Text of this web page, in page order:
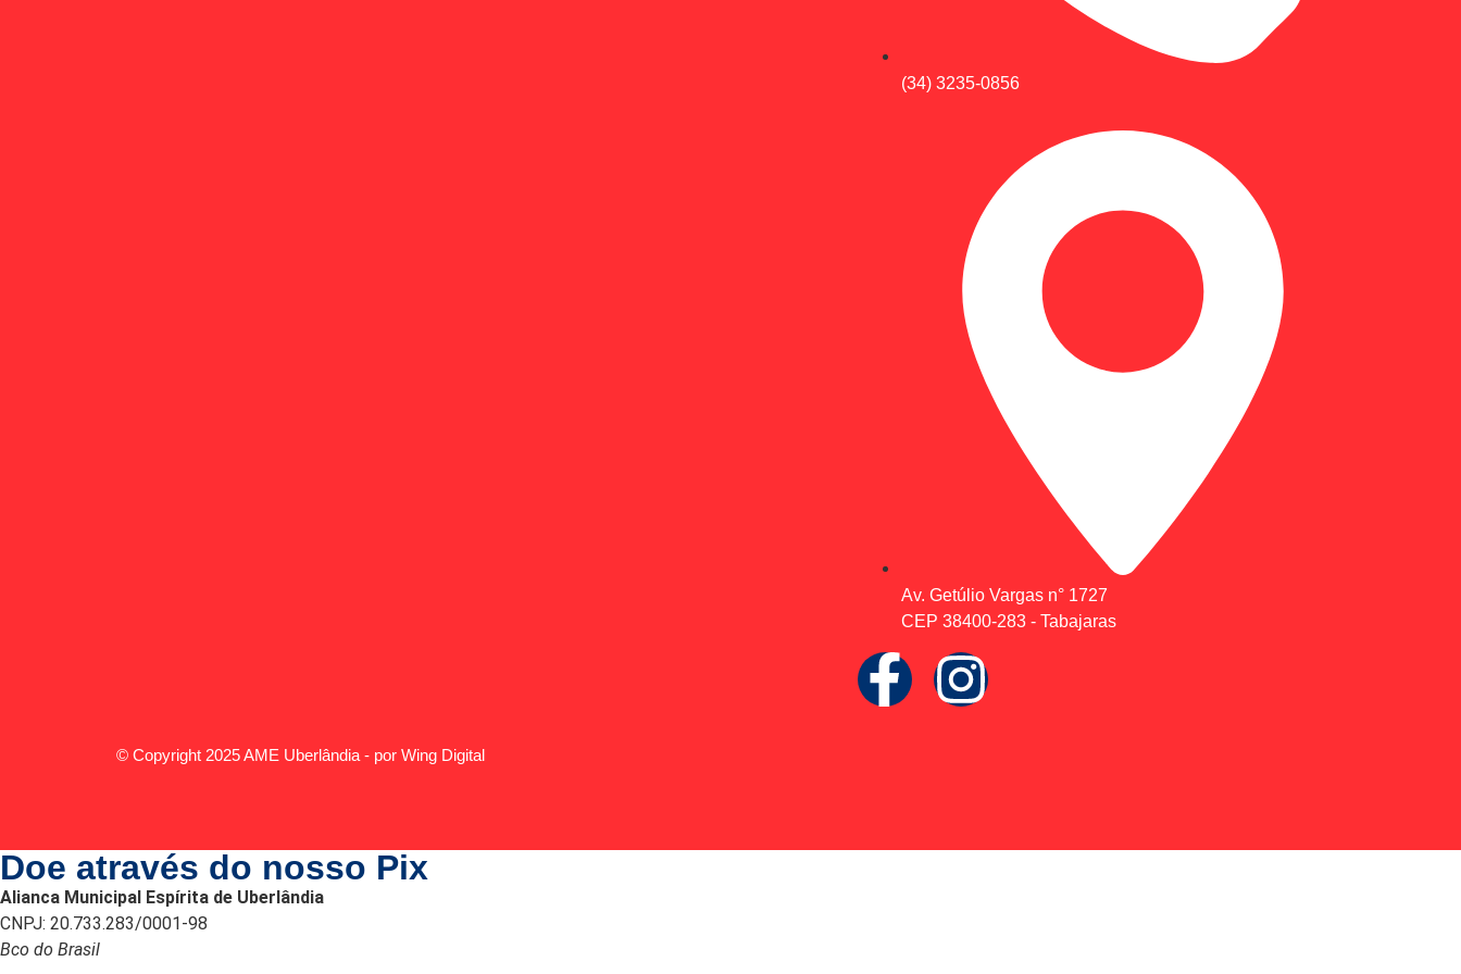
(34) 3235-0856
Av. Getúlio Vargas n° 1727
CEP 38400-283 - Tabajaras
© Copyright 2025 AME Uberlândia - por Wing Digital
Doe através do nosso Pix
Alianca Municipal Espírita de Uberlândia
CNPJ: 20.733.283/0001-98
Bco do Brasil